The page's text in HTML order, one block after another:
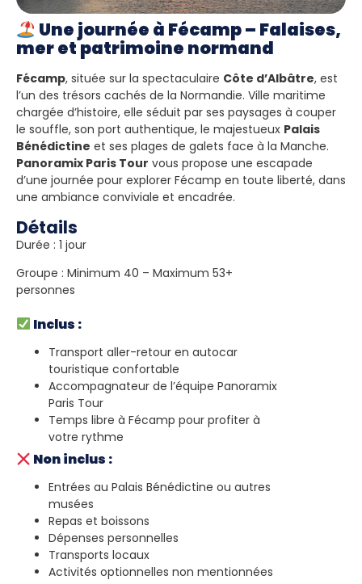
Une journée à Fécamp – Falaises,
mer et patrimoine normand
Fécamp, située sur la spectaculaire Côte d’Albâtre, est
l’un des trésors cachés de la Normandie. Ville maritime
chargée d’histoire, elle séduit par ses paysages à couper
le souffle, son port authentique, le majestueux Palais
Bénédictine et ses plages de galets face à la Manche.
Panoramix Paris Tour vous propose une escapade
d’une journée pour explorer Fécamp en toute liberté, dans
une ambiance conviviale et encadrée.
Détails
Durée : 1 jour
Groupe : Minimum 40 – Maximum 53+
personnes
Inclus :
Transport aller-retour en autocar
touristique confortable
Accompagnateur de l’équipe Panoramix
Paris Tour
Temps libre à Fécamp pour profiter à
votre rythme
Non inclus :
Entrées au Palais Bénédictine ou autres
musées
Repas et boissons
Dépenses personnelles
Transports locaux
Activités optionnelles non mentionnées